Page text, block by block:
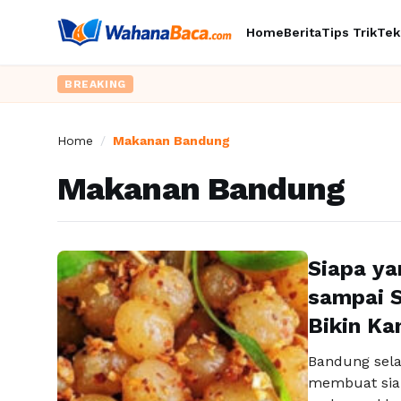
HomeBeritaTips Trik
BREAKING
Home / Makanan Bandung
Makanan Bandung
Siapa
sampai
Bikin
Bandung
membuat